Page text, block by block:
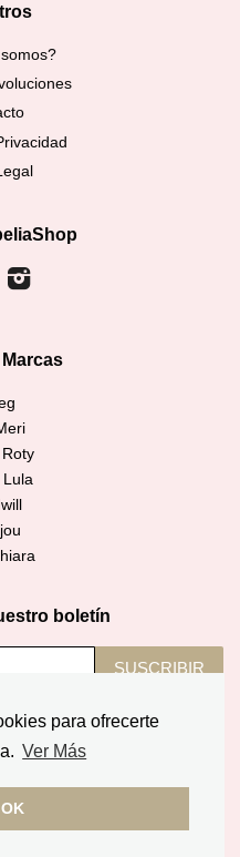
para ofrecerte
Ver Más
OK
Instagram
Lula
boletín
SUSCRIBIR
Miss Coppelia
Google